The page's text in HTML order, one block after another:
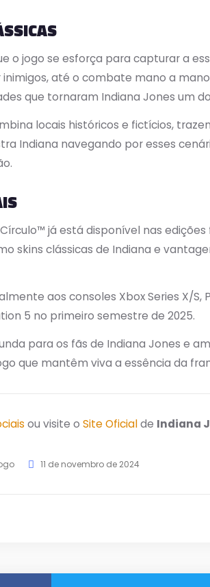
o jogo se esforça para capturar a
até o combate mano a
que tornaram Indiana Jones um
locais históricos e fictícios,
Indiana navegando por esses
já está disponível nas edições
skins clássicas de Indiana e
aos consoles Xbox Series X/S,
5 no primeiro semestre de 2025.
para os fãs de Indiana Jones e
que mantêm viva a essência da
ou visite o Site Oficialde Indiana
11 de novembro de 2024